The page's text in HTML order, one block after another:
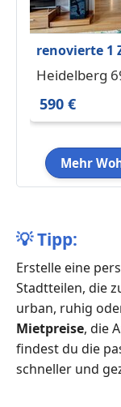
renovierte 1
Heidelberg
590 €
Mehr
💡Tipp:
Erstelle eine
Stadtteilen, die
urban, ruhig
Mietpreise, die
findest du die
schneller und